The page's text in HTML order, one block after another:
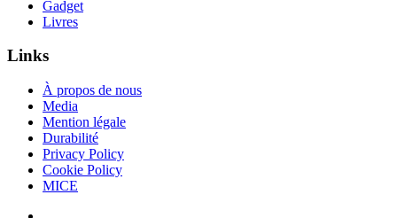
Gadget
Livres
Links
À propos de nous
Media
Mention légale
Durabilité
Privacy Policy
Cookie Policy
MICE